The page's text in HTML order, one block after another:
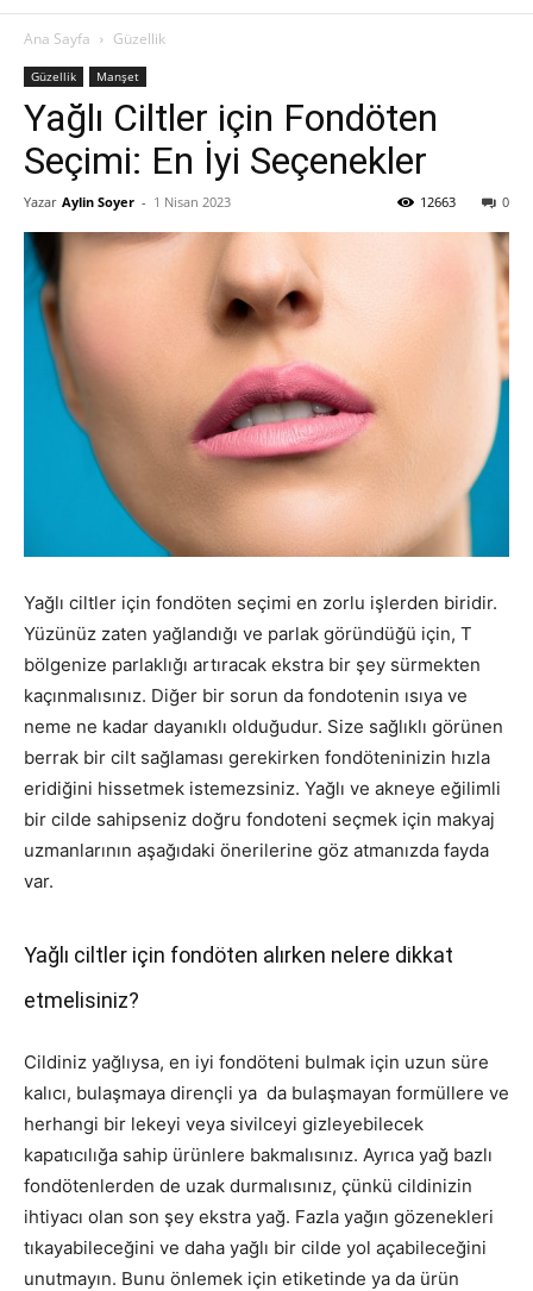
Ana Sayfa Güzellik
Güzellik Manşet
Yağlı Ciltler için Fondöten
Seçimi: En İyi Seçenekler
Yazar Aylin Soyer - 1 Nisan 2023 0
12663
Yağlı ciltler için fondöten seçimi en zorlu işlerden biridir.
Yüzünüz zaten yağlandığı ve parlak göründüğü için, T
bölgenize parlaklığı artıracak ekstra bir şey sürmekten
kaçınmalısınız. Diğer bir sorun da fondotenin ısıya ve
neme ne kadar dayanıklı olduğudur. Size sağlıklı görünen
berrak bir cilt sağlaması gerekirken fondöteninizin hızla
eridiğini hissetmek istemezsiniz. Yağlı ve akneye eğilimli
bir cilde sahipseniz doğru fondoteni seçmek için makyaj
uzmanlarının aşağıdaki önerilerine göz atmanızda fayda
var.
Yağlı ciltler için fondöten alırken nelere dikkat
etmelisiniz?
Cildiniz yağlıysa, en iyi fondöteni bulmak için uzun süre
kalıcı, bulaşmaya dirençli ya da bulaşmayan formüllere ve
herhangi bir lekeyi veya sivilceyi gizleyebilecek
kapatıcılığa sahip ürünlere bakmalısınız. Ayrıca yağ bazlı
fondötenlerden de uzak durmalısınız, çünkü cildinizin
ihtiyacı olan son şey ekstra yağ. Fazla yağın gözenekleri
tıkayabileceğini ve daha yağlı bir cilde yol açabileceğini
unutmayın. Bunu önlemek için etiketinde ya da ürün